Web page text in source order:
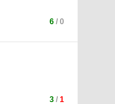
6/ 0
3/ 1